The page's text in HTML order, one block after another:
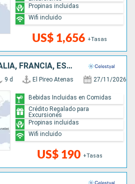
US$ 1,656 +Tasas
Propinas incluidas
Wifi incluido
GRECIA, TURQUÍA, ITALIA, FRANCIA, ESPAÑA
9 d El Pireo Atenas 27/11/2026
US$ 190 +Tasas
Bebidas Incluidas en Comidas
Crédito Regalado para
Excursiones
Propinas incluidas
Wifi incluido